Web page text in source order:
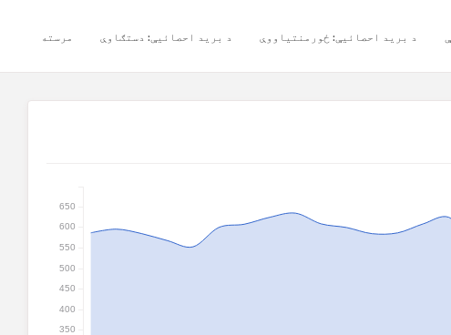
د برید احصائیې: ځورمنتیاووې د برید احصائیې: دستګاوې مرسته
350
400
450
500
550
600
650